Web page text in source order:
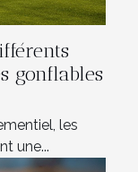
gonflables
les
une...